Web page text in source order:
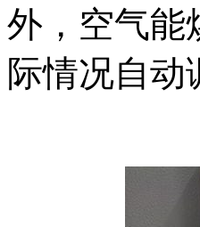
外，空气能
际情况自